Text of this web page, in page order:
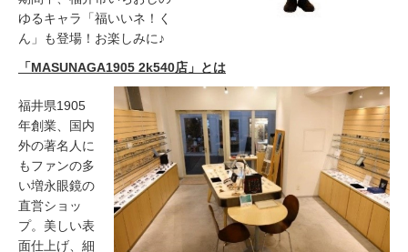
ゆるキャラ「福いいネ！く
ん」も登場！お楽しみに♪
「MASUNAGA1905 2k540店」とは
福井県1905
年創業、国内
外の著名人に
もファンの多
い増永眼鏡の
直営ショッ
プ。美しい表
面仕上げ、細